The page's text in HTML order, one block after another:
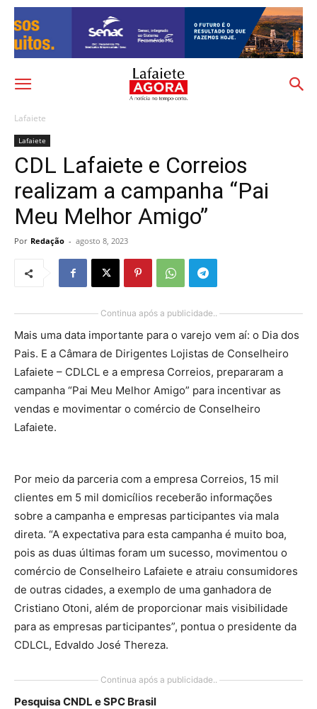
Lafaiete
Lafaiete
CDL Lafaiete e Correios
realizam a campanha “Pai
Meu Melhor Amigo”
Por Redação - agosto 8, 2023
Continua após a publicidade..
Mais uma data importante para o varejo vem aí: o Dia dos
Pais. E a Câmara de Dirigentes Lojistas de Conselheiro
Lafaiete – CDLCL e a empresa Correios, prepararam a
campanha “Pai Meu Melhor Amigo” para incentivar as
vendas e movimentar o comércio de Conselheiro
Lafaiete.
Por meio da parceria com a empresa Correios, 15 mil
clientes em 5 mil domicílios receberão informações
sobre a campanha e empresas participantes via mala
direta. “A expectativa para esta campanha é muito boa,
pois as duas últimas foram um sucesso, movimentou o
comércio de Conselheiro Lafaiete e atraiu consumidores
de outras cidades, a exemplo de uma ganhadora de
Cristiano Otoni, além de proporcionar mais visibilidade
para as empresas participantes”, pontua o presidente da
CDLCL, Edvaldo José Thereza.
Continua após a publicidade..
Pesquisa CNDL e SPC Brasil